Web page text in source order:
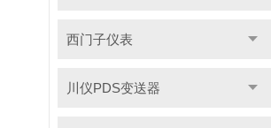
西门子仪表
川仪PDS变送器